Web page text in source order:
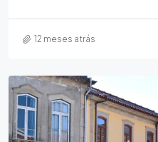
12 meses atrás